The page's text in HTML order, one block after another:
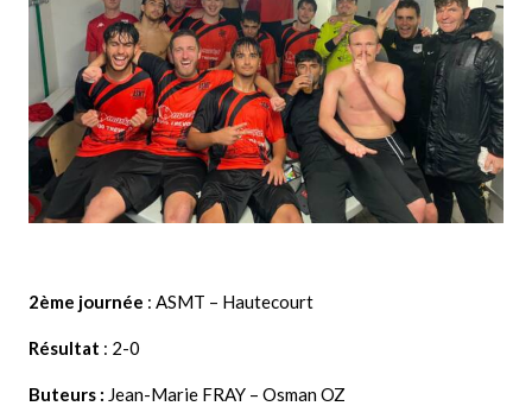
2ème journée : ASMT – Hautecourt
Résultat : 2-0
Buteurs : Jean-Marie FRAY – Osman OZ